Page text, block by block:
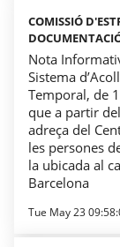
COMISSIÓ
Nota
Sistema
Temporal, de
que a partir
adreça del
les persones
la ubicada al
Barcelona
Tue May 23